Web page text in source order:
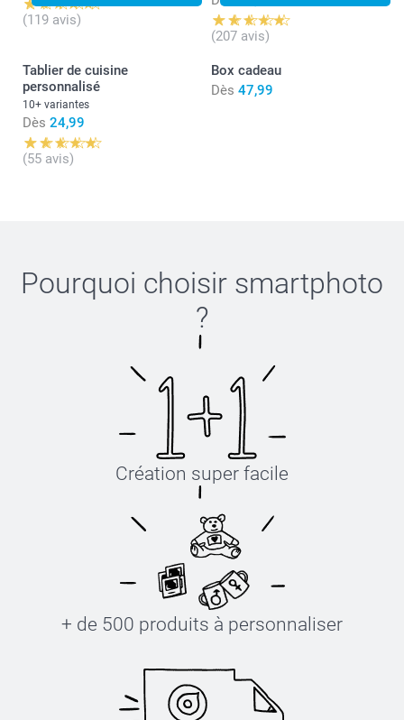
(119 avis)
(207 avis)
Tablier de cuisine
personnalisé
10+ variantes
Dès 24,99
(55 avis)
Box cadeau
Dès 47,99
Pourquoi choisir smartphoto
?
Création super facile
+ de 500 produits à personnaliser